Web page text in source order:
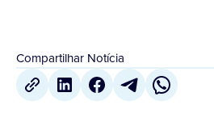
Compartilhar Notícia